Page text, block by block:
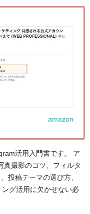
amazon
活用入門書です。 ア
真撮影のコツ、フィルタ
投稿テーマの選び方、
グ活用に欠かせない必